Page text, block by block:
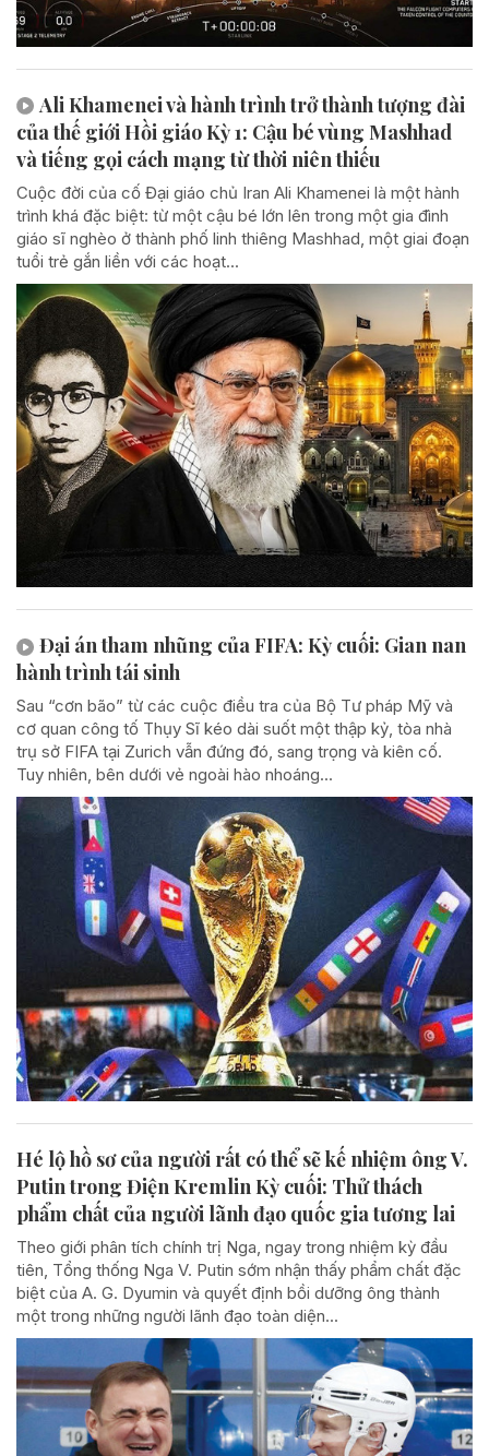
Ali Khamenei và hành trình trở thành tượng đài
của thế giới Hồi giáo Kỳ 1: Cậu bé vùng Mashhad
và tiếng gọi cách mạng từ thời niên thiếu
Cuộc đời của cố Đại giáo chủ Iran Ali Khamenei là một hành
trình khá đặc biệt: từ một cậu bé lớn lên trong một gia đình
giáo sĩ nghèo ở thành phố linh thiêng Mashhad, một giai đoạn
tuổi trẻ gắn liền với các hoạt...
Đại án tham nhũng của FIFA: Kỳ cuối: Gian nan
hành trình tái sinh
Sau “cơn bão” từ các cuộc điều tra của Bộ Tư pháp Mỹ và
cơ quan công tố Thụy Sĩ kéo dài suốt một thập kỷ, tòa nhà
trụ sở FIFA tại Zurich vẫn đứng đó, sang trọng và kiên cố.
Tuy nhiên, bên dưới vẻ ngoài hào nhoáng...
Hé lộ hồ sơ của người rất có thể sẽ kế nhiệm ông V.
Putin trong Điện Kremlin Kỳ cuối: Thử thách
phẩm chất của người lãnh đạo quốc gia tương lai
Theo giới phân tích chính trị Nga, ngay trong nhiệm kỳ đầu
tiên, Tổng thống Nga V. Putin sớm nhận thấy phẩm chất đặc
biệt của A. G. Dyumin và quyết định bồi dưỡng ông thành
một trong những người lãnh đạo toàn diện...